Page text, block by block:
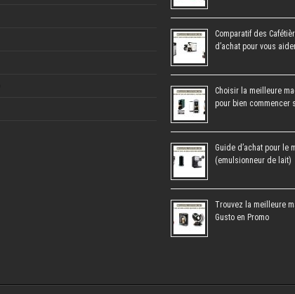
Comparatif des
d’achat pour vous
Choisir la meilleure
pour bien commencer
Guide d’achat pour le
(emulsionneur de lait)
Trouvez la meilleure
Gusto en Promo